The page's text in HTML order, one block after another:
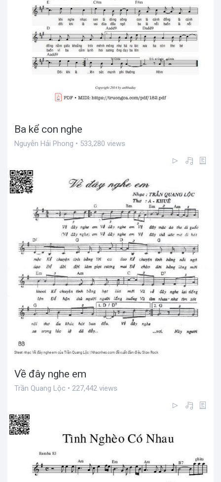
Ba kể con nghe
Nguyễn Hải Phong • 533,280 views
Về đây nghe em
Trần Quang Lộc • 227,442 views